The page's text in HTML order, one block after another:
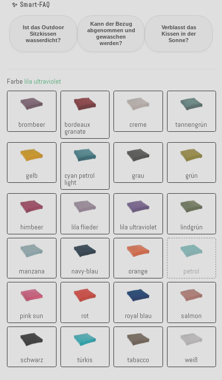
✨ Smart-FAQ
Ist das Outdoor
Sitzkissen
wasserdicht?
Kann der Bezug
abgenommen und
gewaschen
werden?
Verblasst das
Kissen in der
Sonne?
Farbe lila ultraviolet
brombeer
brombeer
bordeaux
granate
bordeaux granate
creme
creme
tannengrün
tannengrün
gelb
gelb
cyan petrol
light
cyan petrol light
grau
grau
grün
grün
himbeer
himbeer
lila flieder
lila flieder
lila ultraviolet
lila ultraviolet
lindgrün
lindgrün
manzana
manzana
navy-blau
navy-blau
orange petrol
petrol
pink sun
pink sun
rot
rot
royal blau
royal blau
salmon
salmon
schwarz
schwarz
türkis
türkis
tabacco
tabacco
weiß